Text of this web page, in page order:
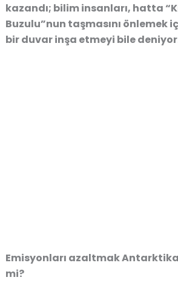
kazandı; bilim insanları, hatta
Buzulu”nun taşmasını önlemek
bir duvar inşa etmeyi bile
Emisyonları azaltmak
mi?